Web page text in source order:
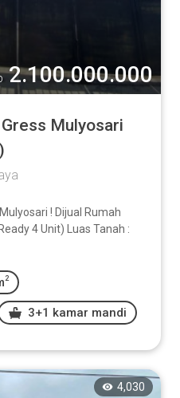
2.100.000.000
Mulyosari
! Dijual Rumah
4 Unit) Luas Tanah :
2
3+1 kamar mandi
4,030